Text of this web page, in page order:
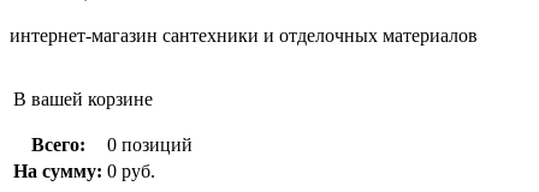
интернет-магазин сантехники и отделочных материалов
В вашей корзине
Всего:
0 позиций
На сумму: 0 руб.